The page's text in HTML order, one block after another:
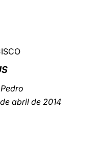
abril de 2014